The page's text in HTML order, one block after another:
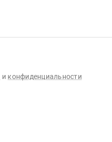
и конфиденциальности